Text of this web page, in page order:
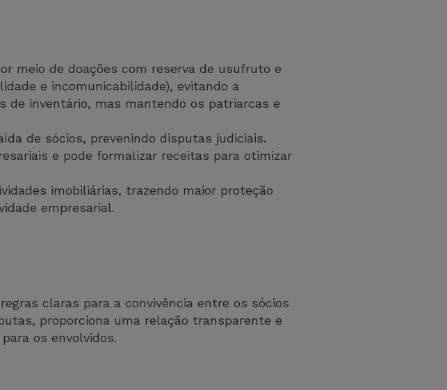
meio de doações com reserva de usufruto e
e incomunicabilidade), evitando a
de inventário, mas mantendo os patriarcas e
de sócios, prevenindo disputas judiciais.
e pode formalizar receitas para otimizar
imobiliárias, trazendo maior proteção
empresarial.
claras para a convivência entre os sócios
proporciona uma relação transparente e
os envolvidos.